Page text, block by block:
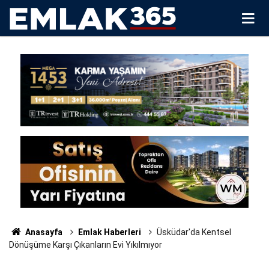
Anasayfa Emlak Haberleri
Üsküdar'da Kentsel
Dönüşüme Karşı Çıkanların Evi Yıkılmıyor